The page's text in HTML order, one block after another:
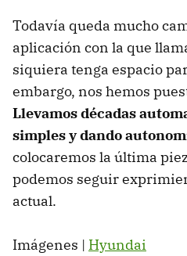
Todavía queda mucho
aplicación con la que
siquiera tenga espacio
embargo, nos hemos
Llevamos décadas
simples y dando
colocaremos la última
podemos seguir
actual.
Imágenes | Hyundai